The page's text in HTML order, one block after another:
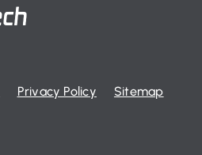
Privacy Policy
Sitemap